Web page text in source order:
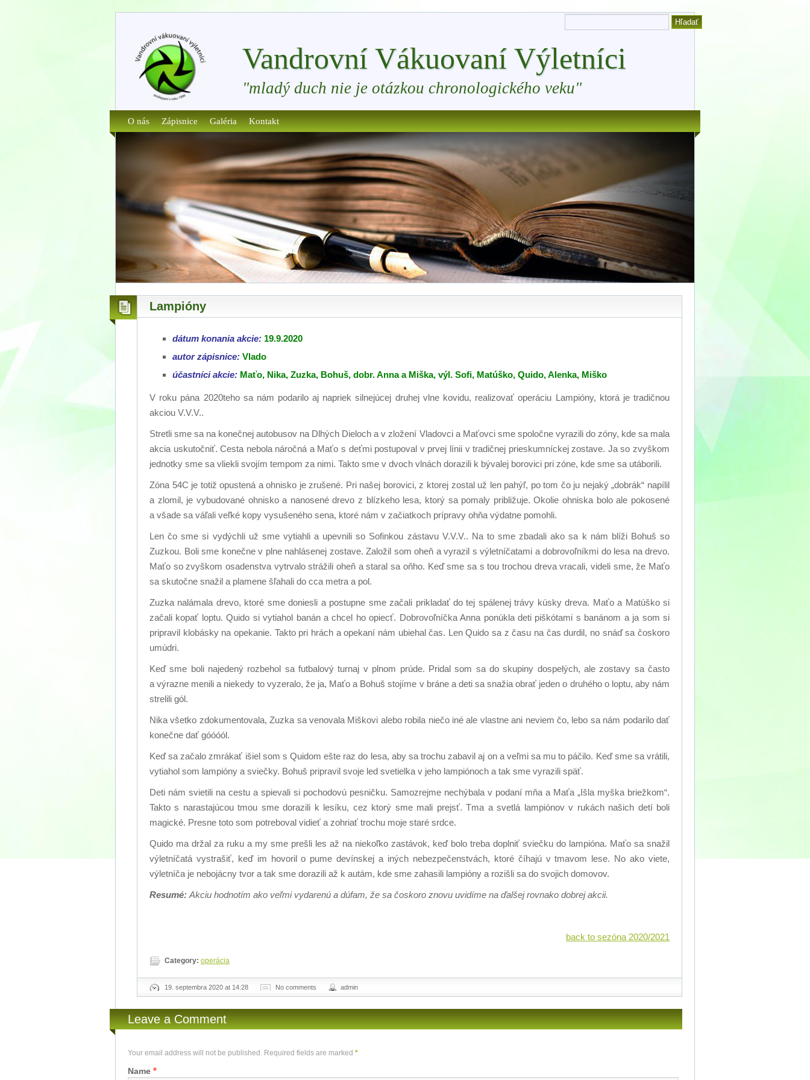
Vandrovní Vákuovaní Výletníci
"mladý duch nie je otázkou chronologického veku"
O nás Zápisnice Galéria Kontakt
Lampióny
dátum konania akcie: 19.9.2020
autor zápisnice: Vlado
účastníci akcie:Maťo, Nika, Zuzka, Bohuš, dobr. Anna a Miška, výl. Sofi, Matúško, Quido, Alenka, Miško
V roku pána 2020teho sa nám podarilo aj napriek silnejúcej druhej vlne kovidu, realizovať operáciu Lampióny, ktorá je tradičnou
akciou V.V.V..
Stretli sme sa na konečnej autobusov na Dlhých Dieloch a v zložení Vladovci a Maťovci sme spoločne vyrazili do zóny, kde sa mala
akcia uskutočniť. Cesta nebola náročná a Maťo s deťmi postupoval v prvej línii v tradičnej prieskumníckej zostave. Ja so zvyškom
jednotky sme sa vliekli svojím tempom za nimi. Takto sme v dvoch vlnách dorazili k bývalej borovici pri zóne, kde sme sa utáborili.
Zóna 54C je totiž opustená a ohnisko je zrušené. Pri našej borovici, z ktorej zostal už len pahýľ, po tom čo ju nejaký „dobrák“ napílil
a zlomil, je vybudované ohnisko a nanosené drevo z blízkeho lesa, ktorý sa pomaly približuje. Okolie ohniska bolo ale pokosené
a všade sa váľali veľké kopy vysušeného sena, ktoré nám v začiatkoch prípravy ohňa výdatne pomohli.
Len čo sme si vydýchli už sme vytiahli a upevnili so Sofinkou zástavu V.V.V.. Na to sme zbadali ako sa k nám blíži Bohuš so
Zuzkou. Boli sme konečne v plne nahlásenej zostave. Založil som oheň a vyrazil s výletníčatami a dobrovoľníkmi do lesa na drevo.
Maťo so zvyškom osadenstva vytrvalo strážili oheň a staral sa oňho. Keď sme sa s tou trochou dreva vracali, videli sme, že Maťo
sa skutočne snažil a plamene šľahali do cca metra a pol.
Zuzka nalámala drevo, ktoré sme doniesli a postupne sme začali prikladať do tej spálenej trávy kúsky dreva. Maťo a Matúško si
začali kopať loptu. Quido si vytiahol banán a chcel ho opiecť. Dobrovoľníčka Anna ponúkla deti piškótami s banánom a ja som si
pripravil klobásky na opekanie. Takto pri hrách a opekaní nám ubiehal čas. Len Quido sa z času na čas durdil, no snáď sa čoskoro
umúdri.
Keď sme boli najedený rozbehol sa futbalový turnaj v plnom prúde. Pridal som sa do skupiny dospelých, ale zostavy sa často
a výrazne menili a niekedy to vyzeralo, že ja, Maťo a Bohuš stojíme v bráne a deti sa snažia obrať jeden o druhého o loptu, aby nám
strelili gól.
Nika všetko zdokumentovala, Zuzka sa venovala Miškovi alebo robila niečo iné ale vlastne ani neviem čo, lebo sa nám podarilo dať
konečne dať góóóól.
Keď sa začalo zmrákať išiel som s Quidom ešte raz do lesa, aby sa trochu zabavil aj on a veľmi sa mu to páčilo. Keď sme sa vrátili,
vytiahol som lampióny a sviečky. Bohuš pripravil svoje led svetielka v jeho lampiónoch a tak sme vyrazili späť.
Deti nám svietili na cestu a spievali si pochodovú pesničku. Samozrejme nechýbala v podaní mňa a Maťa „Išla myška briežkom“.
Takto s narastajúcou tmou sme dorazili k lesíku, cez ktorý sme mali prejsť. Tma a svetlá lampiónov v rukách našich detí boli
magické. Presne toto som potreboval vidieť a zohriať trochu moje staré srdce.
Quido ma držal za ruku a my sme prešli les až na niekoľko zastávok, keď bolo treba doplniť sviečku do lampióna. Maťo sa snažil
výletníčatá vystrašiť, keď im hovoril o pume devínskej a iných nebezpečenstvách, ktoré číhajú v tmavom lese. No ako viete,
výletníča je nebojácny tvor a tak sme dorazili až k autám, kde sme zahasili lampióny a rozišli sa do svojich domovov.
Resumé: Akciu hodnotím ako veľmi vydarenú a dúfam, že sa čoskoro znovu uvidíme na ďalšej rovnako dobrej akcii.
back to sezóna 2020/2021
Category: operácia
19. septembra 2020 at 14:28 No comments admin
Leave a Comment
Your email address will not be published. Required fields are marked *
Name *